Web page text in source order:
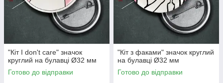
"Кіт I don't care" значок
круглий на булавці Ø32 мм
Готово до відправки
"Кіт з факами" значок круглий
на булавці Ø32 мм
Готово до відправки